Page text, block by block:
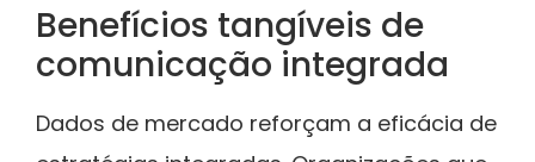
Benefícios tangíveis de
comunicação integrada
Dados de mercado reforçam a eficácia de